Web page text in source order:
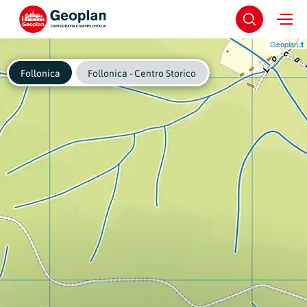
Geoplan.it
Follonica Follonica - Centro Storico